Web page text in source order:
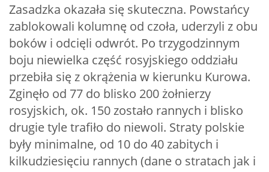
Zasadzka okazała się skuteczna. Powstańcy
zablokowali kolumnę od czoła, uderzyli z obu
boków i odcięli odwrót. Po trzygodzinnym
boju niewielka część rosyjskiego oddziału
przebiła się z okrążenia w kierunku Kurowa.
Zginęło od 77 do blisko 200 żołnierzy
rosyjskich, ok. 150 zostało rannych i blisko
drugie tyle trafiło do niewoli. Straty polskie
były minimalne, od 10 do 40 zabitych i
kilkudziesięciu rannych (dane o stratach jak i